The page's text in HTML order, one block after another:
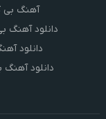
آهنگ بی
دانلود آهنگ
دانلود
دانلود